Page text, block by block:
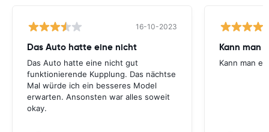
16-10-2023
Das Auto hatte eine nicht
Das Auto hatte eine nicht gut
funktionierende Kupplung. Das nächtse
Mal würde ich ein besseres Model
erwarten. Ansonsten war alles soweit
okay.
Kann man
Kann man